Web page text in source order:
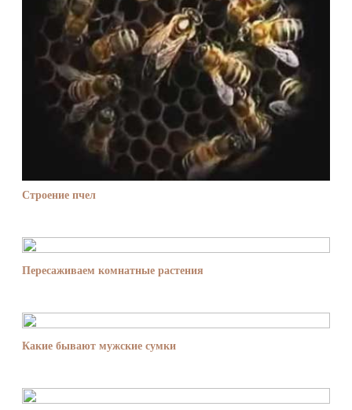
Строение пчел
Пересаживаем комнатные растения
Какие бывают мужские сумки